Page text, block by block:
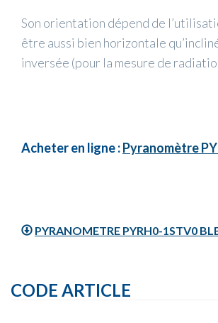
Son orientation dépend de
être aussi bien horizontale
inversée (pour la mesure de
Acheter en ligne :Pyranomètre
PYRANOMETRE PYRH0-1STV0
CODE ARTICLE